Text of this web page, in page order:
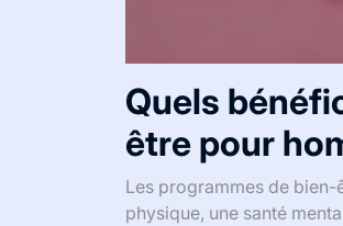
Quels
être pour
Les programmes de
physique, une santé